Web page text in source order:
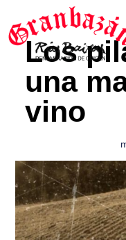
Los
una
vino